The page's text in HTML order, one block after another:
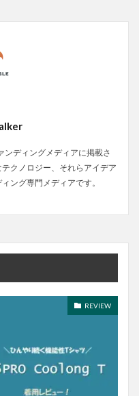
ンディングメディアに掲載さ
クノロジー、それらアイデア
ング専門メディアです。
REVIEW